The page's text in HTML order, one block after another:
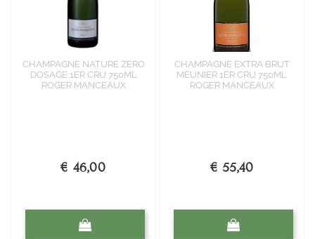
CHAMPAGNE NATURE ZERO
DOSAGE 1ER CRU 750ML
ROGER MANCEAUX
€ 46,00
CHAMPAGNE EXTRA BRUT
MEUNIER 1ER CRU 750ML
ROGER MANCEAUX
€ 55,40